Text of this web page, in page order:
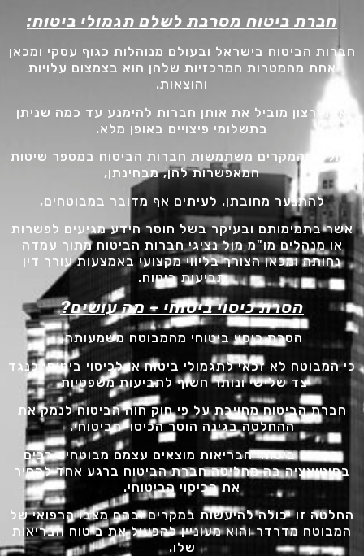
חברת ביטוח מסרבת לשלם תגמולי ביטוח:
חברות הביטוח בישראל ובעולם מנוהלות כגוף עסקי ומכאן
אחת מהמטרות המרכזיות שלהן הוא בצמצום עלויות
והוצאות.
אותו רצון מוביל את אותן חברות להימנע עד כמה שניתן
בתשלומי פיצויים באופן מלא.
בחלק מהמקרים משתמשות חברות הביטוח במספר שיטות
המאפשרות להן, מבחינתן,
להתנער מחובתן. לעיתים אף מדובר במבוטחים,
אשר בתמימותם ובעיקר בשל חוסר הידע מגיעים לפשרות
או מנהלים מו"מ מול נציגי חברות הביטוח מתוך עמדה
נחותה ומכאן הצורך בליווי מקצועי באמצעות עורך דין
תביעות ביטוח.
הסרת כיסוי ביטוחי – מה עושים?
הסרת כיסוי ביטוחי מהמבוטח משמעותה,
כי המבוטח לא זכאי לתגמולי ביטוח או לכיסוי ביטוחי כנגד
צד שלישי ונותר חשוף לתביעות משפטיות.
חברת הביטוח מחויבת על פי חוק חוה הביטוח לנמק את
ההחלטה בגינה הוסר הכיסוי הביטוחי.
בתחום ביטוחי הבריאות מוצאים עצמם מבוטחים רבים
בסיטואציה בה מחליטה חברת הביטוח ברגע אחד להסיר
את הכיסוי הביטוחי.
החלטה זו יכולה להיעשות במקרים ובהם מצבו הרפואי של
המבוטח מדרדר והוא מעוניין להפעיל את ביטוח הבריאות
שלו.